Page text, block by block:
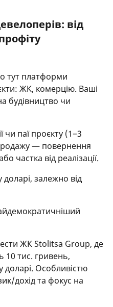
від
тут платформи
ЖК, комерцію. Ваші
будівництво чи
чи паї проєкту (1−3
— повернення
частка від реалізації.
доларі, залежно від
ЖК Stolitsa Group, де
10 тис. гривень,
доларі. Особливістю
дохід та фокус на